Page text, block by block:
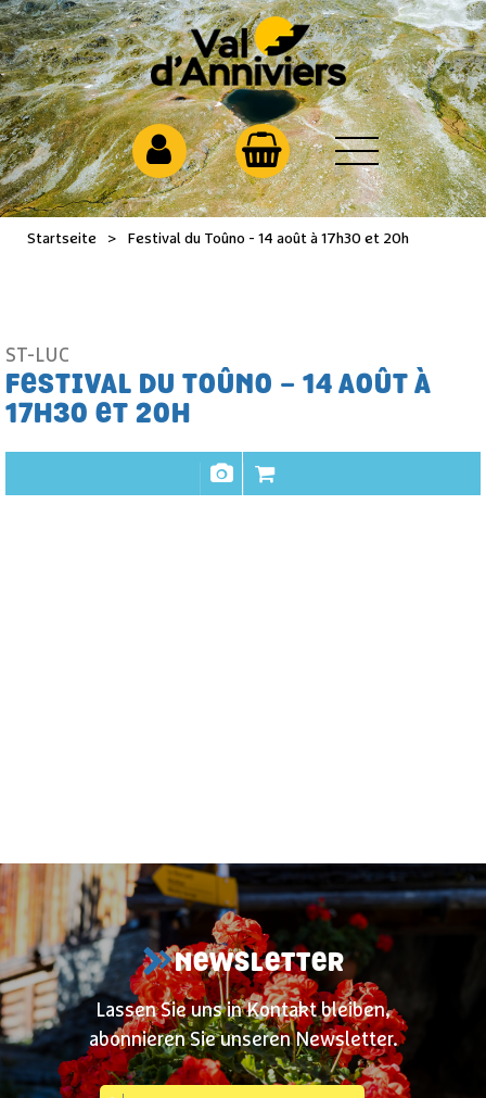
Startseite > Festival du Toûno - 14 août à 17h30 et 20h
FESTIVAL DU TOÛNO - 14 AOÛT À
17H30 ET 20H
ST-LUC
NEWSLETTER
Lassen Sie uns in Kontakt bleiben,
abonnieren Sie unseren Newsletter.